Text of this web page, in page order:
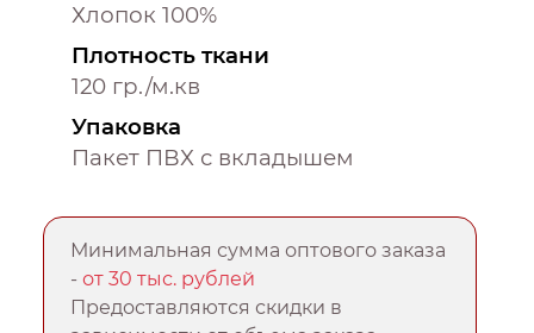
Хлопок 100%
Плотность ткани
120 гр./м.кв
Упаковка
Пакет ПВХ с вкладышем
Минимальная сумма оптового заказа
-от 30 тыс. рублей
Предоставляются скидки в